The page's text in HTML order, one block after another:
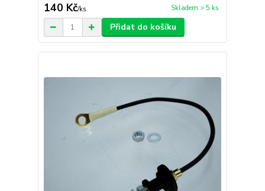
140 Kč/ks Skladem > 5 ks
Přidat do košíku